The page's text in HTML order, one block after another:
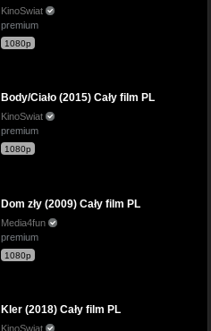
KinoSwiat
premium
1080p
Body/Ciało (2015) Cały film PL
KinoSwiat
premium
1080p
Dom zły (2009) Cały film PL
Media4fun
premium
1080p
Kler (2018) Cały film PL
KinoSwiat